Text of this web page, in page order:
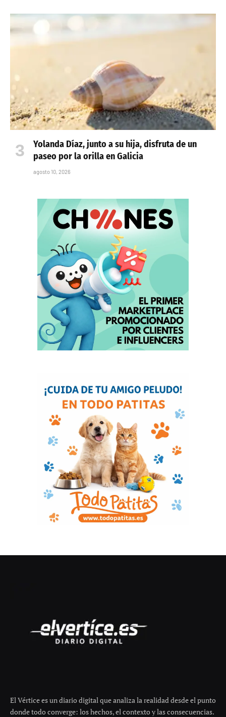
Yolanda Díaz, junto a su hija, disfruta de un
paseo por la orilla en Galicia
agosto 10, 2026
El Vértice es un diario digital que analiza la realidad desde el punto
donde todo converge: los hechos, el contexto y las consecuencias.